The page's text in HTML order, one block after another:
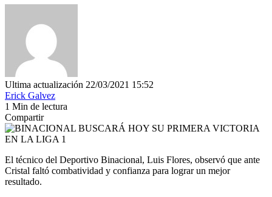
Ultima actualización 22/03/2021 15:52
Erick Galvez
1 Min de lectura
Compartir
El técnico del Deportivo Binacional, Luis Flores, observó que ante
Cristal faltó combatividad y confianza para lograr un mejor
resultado.